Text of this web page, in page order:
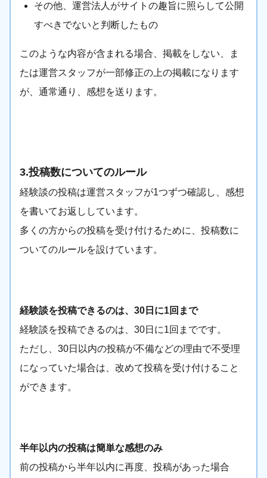
その他、運営法人がサイトの趣旨に照らして公開
すべきでないと判断したもの
このような内容が含まれる場合、掲載をしない、ま
たは運営スタッフが一部修正の上の掲載になります
が、通常通り、感想を送ります。
3.投稿数についてのルール
経験談の投稿は運営スタッフが1つずつ確認し、感想
を書いてお返ししています。
多くの方からの投稿を受け付けるために、投稿数に
ついてのルールを設けています。
経験談を投稿できるのは、30日に1回まで
経験談を投稿できるのは、30日に1回までです。
ただし、30日以内の投稿が不備などの理由で不受理
になっていた場合は、改めて投稿を受け付けること
ができます。
半年以内の投稿は簡単な感想のみ
前の投稿から半年以内に再度、投稿があった場合